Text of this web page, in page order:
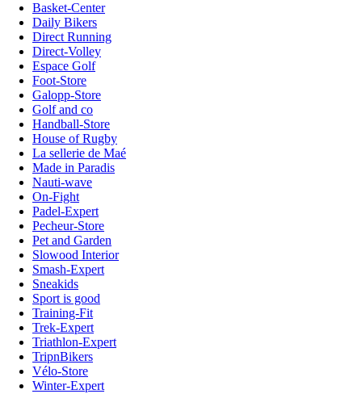
Basket-Center
Daily Bikers
Direct Running
Direct-Volley
Espace Golf
Foot-Store
Galopp-Store
Golf and co
Handball-Store
House of Rugby
La sellerie de Maé
Made in Paradis
Nauti-wave
On-Fight
Padel-Expert
Pecheur-Store
Pet and Garden
Slowood Interior
Smash-Expert
Sneakids
Sport is good
Training-Fit
Trek-Expert
Triathlon-Expert
TripnBikers
Vélo-Store
Winter-Expert